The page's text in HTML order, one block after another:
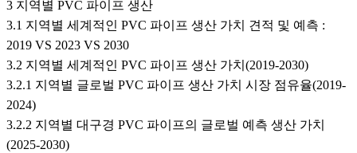
3 지역별 PVC 파이프 생산
3.1 지역별 세계적인 PVC 파이프 생산 가치 견적 및 예측 :
2019 VS 2023 VS 2030
3.2 지역별 세계적인 PVC 파이프 생산 가치(2019-2030)
3.2.1 지역별 글로벌 PVC 파이프 생산 가치 시장 점유율(2019-
2024)
3.2.2 지역별 대구경 PVC 파이프의 글로벌 예측 생산 가치
(2025-2030)